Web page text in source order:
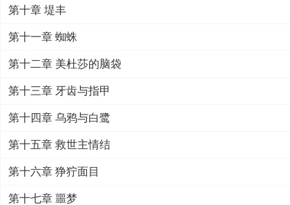
第十章 堤丰
第十一章 蜘蛛
第十二章 美杜莎的脑袋
第十三章 牙齿与指甲
第十四章 乌鸦与白鹭
第十五章 救世主情结
第十六章 狰狞面目
第十七章 噩梦